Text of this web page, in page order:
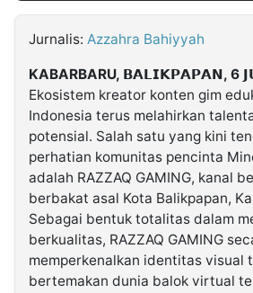
Kabarbaru.co
2026
Kabarbaru
Media
Holding
Jurnalis: Azzahra Bahiyyah
KABARBARU, 𝗕𝗔𝗟𝗜𝗞𝗣𝗔𝗣𝗔𝗡, 6
Ekosistem kreator konten gim
Indonesia terus melahirkan
potensial. Salah satu yang kini
perhatian komunitas pencinta
adalah RAZZAQ GAMING, kanal
berbakat asal Kota Balikpapan,
Sebagai bentuk totalitas dalam
berkualitas, RAZZAQ GAMING
memperkenalkan identitas visual
bertemakan dunia balok virtual